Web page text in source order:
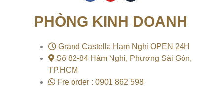
o
k
u
b
k
PHÒNG KINH DOANH
Grand Castella Ham Nghi OPEN 24H
Số 82-84 Hàm Nghi, Phường Sài Gòn,
TP.HCM
Fre order : 0901 862 598